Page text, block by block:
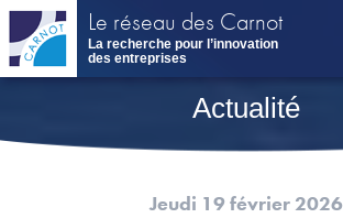
Aller
contenu
principal
Le réseau des Carnot
La recherche pour l’innovation
des entreprises
Actualité
Jeudi 19 février 2026